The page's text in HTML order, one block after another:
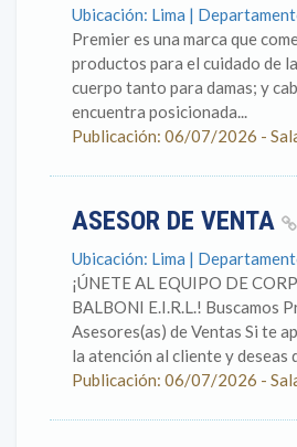
Ubicación: Lima |
Premier es una marca que
productos para el cuidado de
cuerpo tanto para damas; y
encuentra posicionada...
Publicación: 06/07/2026 -
ASESOR DE VENTA
Ubicación: Lima |
¡ÚNETE AL EQUIPO DE
BALBONI E.I.R.L.! Buscamos
Asesores(as) de Ventas Si te
la atención al cliente y deseas
Publicación: 06/07/2026 -